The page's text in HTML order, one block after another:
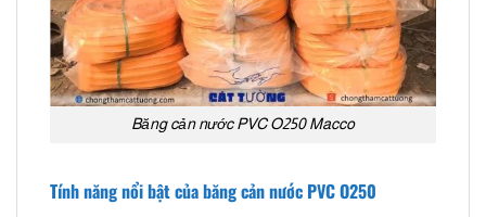
Băng cản nước PVC O250 Macco
Tính năng nổi bật của băng cản nước PVC O250